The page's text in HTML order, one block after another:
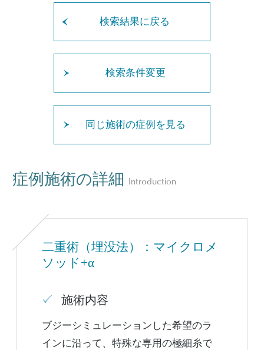
検索結果に戻る
検索条件変更
同じ施術の症例を見る
症例施術の詳細 Introduction
二重術（埋没法）：マイクロメ
ソッド+α
施術内容
ブジーシミュレーションした希望のラ
インに沿って、特殊な専用の極細糸で